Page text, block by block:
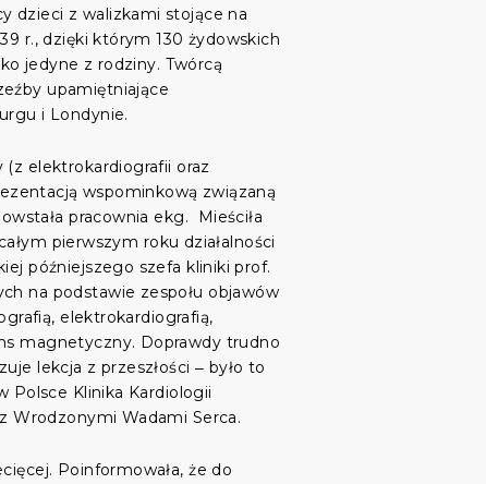
dzieci z walizkami stojące na
r., dzięki którym 130 żydowskich
jedyne z rodziny. Twórcą
upamiętniające
i Londynie.
(z elektrokardiografii oraz
wspominkową związaną
pracownia ekg. Mieściła
pierwszym roku działalności
późniejszego szefa kliniki prof.
na podstawie zespołu objawów
elektrokardiografią,
magnetyczny. Doprawdy trudno
lekcja z przeszłości ‒ było to
Polsce Klinika Kardiologii
Wrodzonymi Wadami Serca.
Poinformowała, że do